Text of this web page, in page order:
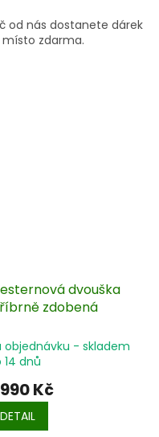
od nás dostanete dárek
zdarma.
dvouška
zdobená
objednávku - skladem
14 dnů
Kč
DETAIL